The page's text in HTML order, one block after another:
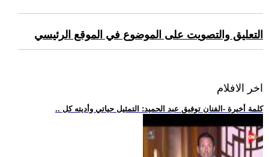
التعليق والتصويت على الموضوع في الموقع الرئيسي
اخر الافلام
.. كلمة أخيرة -الفنان توفيق عبد الحميد: التمثيل حياتي وأديته كل